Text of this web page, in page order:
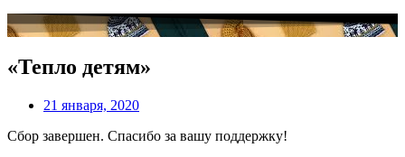
«Тепло детям»
21 января, 2020
Сбор завершен. Спасибо за вашу поддержку!